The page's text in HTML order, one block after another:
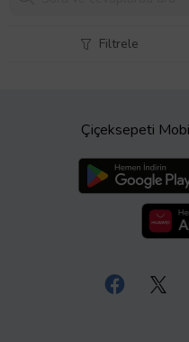
Filtrele
Çiçeksepeti